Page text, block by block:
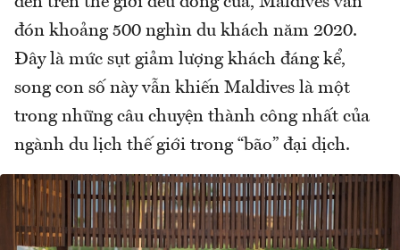
đón khoảng 500 nghìn du khách năm 2020.
Đây là mức sụt giảm lượng khách đáng kể,
song con số này vẫn khiến Maldives là một
trong những câu chuyện thành công nhất của
ngành du lịch thế giới trong “bão” đại dịch.